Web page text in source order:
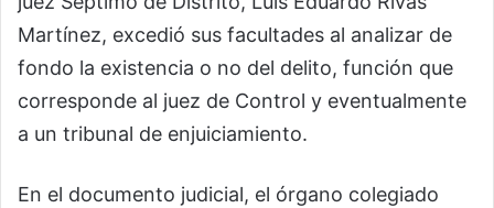
Martínez, excedió sus facultades al analizar de
fondo la existencia o no del delito, función que
corresponde al juez de Control y eventualmente
a un tribunal de enjuiciamiento.
En el documento judicial, el órgano colegiado